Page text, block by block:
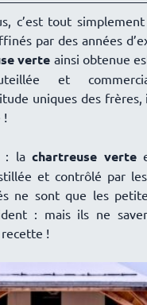
c’est tout
par des années
verte ainsi obtenue
et
uniques des
!
: lachartreuse verte
et contrôlé par
ne sont que les
: mais ils ne
!